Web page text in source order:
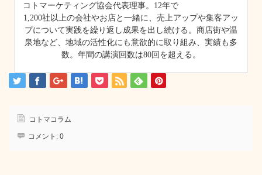
コトマーケティング協会代表理事。12年で
1,200社以上の会社やお店と一緒に、売上アップや集客アッ
プについて実践を繰り返し成果を出し続ける。商店街や温
泉地など、地域の活性化にも意欲的に取り組み、実績も多
数。年間の講演回数は80回を超える。
コトマコラム
コメント: 0